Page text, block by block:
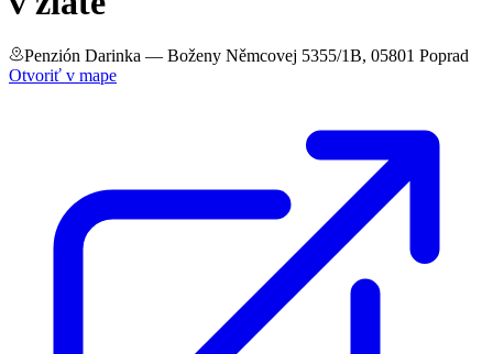
Penzión Darinka — Boženy Němcovej 5355/1B, 05801 Poprad
Otvoriť v mape